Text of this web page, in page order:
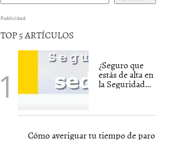
Publicidad
TOP 5 ARTÍCULOS
¿Seguro que
estás de alta en
la Seguridad...
Cómo averiguar tu tiempo de paro